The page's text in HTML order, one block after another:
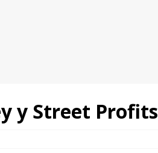
y Street Profits